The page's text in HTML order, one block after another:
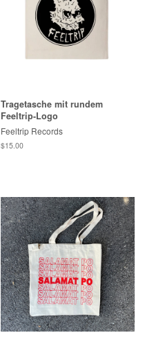
Tragetasche mit rundem
Feeltrip-Logo
Feeltrip Records
Normaler
$15.00